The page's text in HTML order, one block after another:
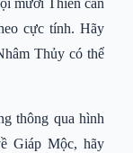
cực tính. Hãy
Thủy có thể
thông qua hình
Giáp Mộc, hãy